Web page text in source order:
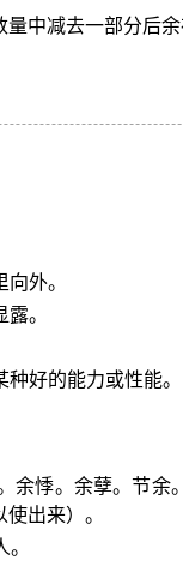
量中减去一部分后
外。
。
好的能力或性能。
悸。余孽。节余
出来）。